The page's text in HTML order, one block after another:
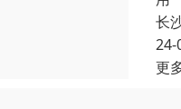
长
24-
更